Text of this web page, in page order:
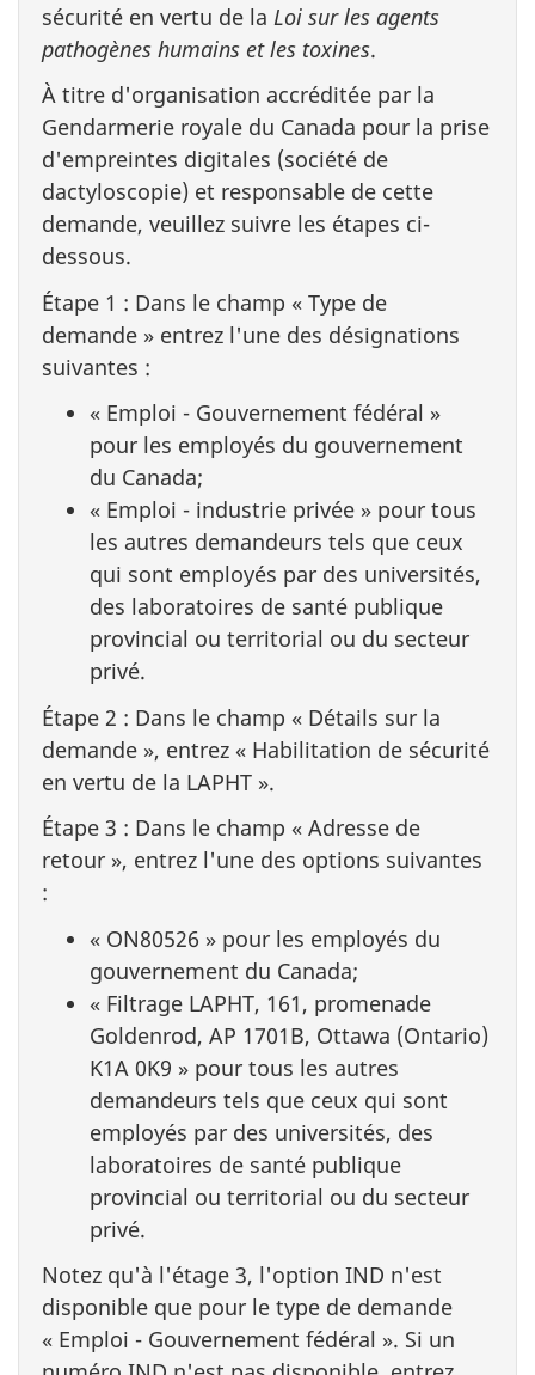
sécurité en vertu de la Loi sur les agents
pathogènes humains et les toxines.
À titre d'organisation accréditée par la
Gendarmerie royale du Canada pour la prise
d'empreintes digitales (société de
dactyloscopie) et responsable de cette
demande, veuillez suivre les étapes ci-
dessous.
Étape 1 : Dans le champ « Type de
demande » entrez l'une des désignations
suivantes :
« Emploi - Gouvernement fédéral »
pour les employés du gouvernement
du Canada;
« Emploi - industrie privée » pour tous
les autres demandeurs tels que ceux
qui sont employés par des universités,
des laboratoires de santé publique
provincial ou territorial ou du secteur
privé.
Étape 2 : Dans le champ « Détails sur la
demande », entrez « Habilitation de sécurité
en vertu de la LAPHT ».
Étape 3 : Dans le champ « Adresse de
retour », entrez l'une des options suivantes
:
« ON80526 » pour les employés du
gouvernement du Canada;
« Filtrage LAPHT, 161, promenade
Goldenrod, AP 1701B, Ottawa (Ontario)
K1A 0K9 » pour tous les autres
demandeurs tels que ceux qui sont
employés par des universités, des
laboratoires de santé publique
provincial ou territorial ou du secteur
privé.
Notez qu'à l'étage 3, l'option IND n'est
disponible que pour le type de demande
« Emploi - Gouvernement fédéral ». Si un